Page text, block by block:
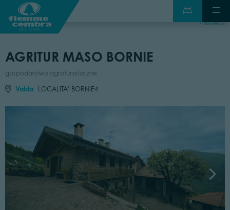
wstecz
AGRITUR MASO BORNIE
gospodarstwo agroturystyczne
Valda LOCALITA' BORNIE4